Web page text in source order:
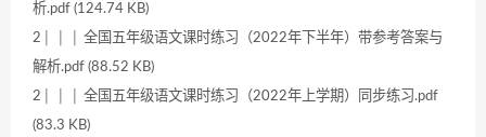
析.pdf (124.74 KB)
2│ │ │ 全国五年级语文课时练习（2022年下半年）带参考答案与
解析.pdf (88.52 KB)
2│ │ │ 全国五年级语文课时练习（2022年上学期）同步练习.pdf
(83.3 KB)